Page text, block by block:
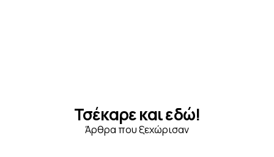
Τσέκαρε και εδώ!
Άρθρα που ξεχώρισαν